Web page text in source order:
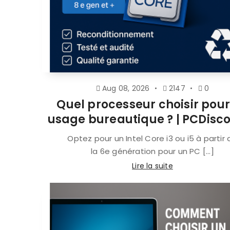
Aug 08, 2026 2147 0
Quel processeur choisir
usage bureautique ? |
Optez pour un Intel Core i3 ou i5 à partir
la 6e génération pour un PC [...]
Lire la suite